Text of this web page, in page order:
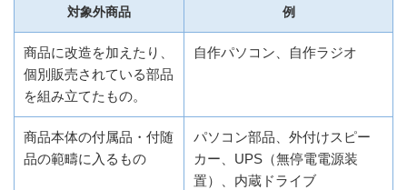
対象外商品 例
商品に改造を加えたり、
個別販売されている部品
を組み立てたもの。
自作パソコン、自作ラジオ
商品本体の付属品・付随
品の範疇に入るもの
パソコン部品、外付けスピー
カー、UPS（無停電電源装
置）、内蔵ドライブ